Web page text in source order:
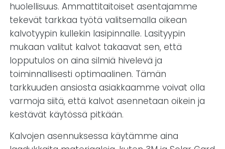
huolellisuus. Ammattitaitoiset asentajamme
tekevät tarkkaa työtä valitsemalla oikean
kalvotyypin kullekin lasipinnalle. Lasityypin
mukaan valitut kalvot takaavat sen, että
lopputulos on aina silmiä hivelevä ja
toiminnallisesti optimaalinen. Tämän
tarkkuuden ansiosta asiakkaamme voivat olla
varmoja siitä, että kalvot asennetaan oikein ja
kestävät käytössä pitkään.
Kalvojen asennuksessa käytämme aina